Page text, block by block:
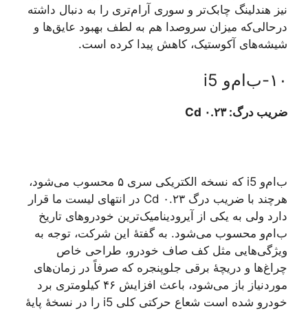
نیز هندلینگ چابک‌تر و سوری آرام‌تری را به دنبال داشته
درحالی‌که میزان سروصدا هم به لطف بهبود عایق‌ها و
شیشه‌های آکوستیک، کاهش پیدا کرده است.
۱۰-ب‌ام‌و i5
ضریب درگ: ۰.۲۳ Cd
ب‌ام‌و i5 که نسخه الکتریکی سری ۵ محسوب می‌شود،
هرچند با ضریب درگ ۰.۲۳ Cd در انتهای لیست ما قرار
دارد ولی به یکی از آیرودینامیک‌ترین خودروهای تاریخ
ب‌ام‌و محسوب می‌شود. به گفتهٔ این شرکت، توجه به
ویژگی‌هایی مثل کف صاف خودرو، طراحی خاص
چراغ‌ها و دریچهٔ برقی جلوپنجره که صرفاً در زمان‌های
موردنیاز باز می‌شود، باعث افزایش ۴۶ کیلومتری برد
خودرو شده است شعاع حرکتی کلی i5 را در نسخهٔ پایهٔ